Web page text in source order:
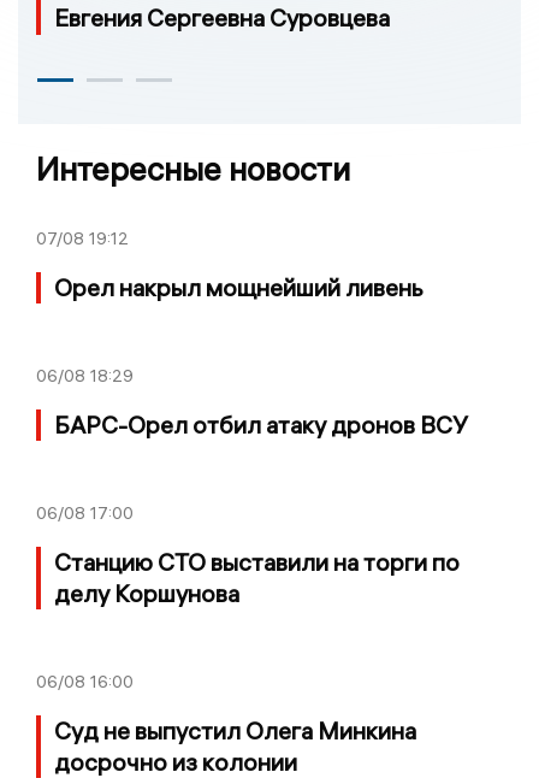
Евгения Сергеевна Суровцева
Интересные новости
07/08 19:12
Орел накрыл мощнейший ливень
06/08 18:29
БАРС-Орел отбил атаку дронов ВСУ
06/08 17:00
Станцию СТО выставили на торги по
делу Коршунова
06/08 16:00
Суд не выпустил Олега Минкина
досрочно из колонии